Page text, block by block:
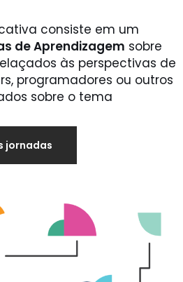
consiste em um
de Aprendizagem sobre
às perspectivas de
programadores ou outros
sobre o tema
jornadas